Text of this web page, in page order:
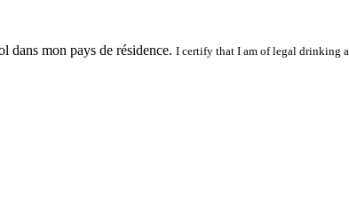
dans mon pays de résidence. I certify that I am of legal drinking